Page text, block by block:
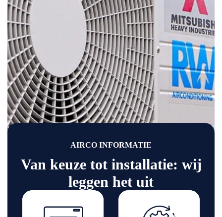
AIRCO INFORMATIE
Van keuze tot installatie: wij
leggen het uit